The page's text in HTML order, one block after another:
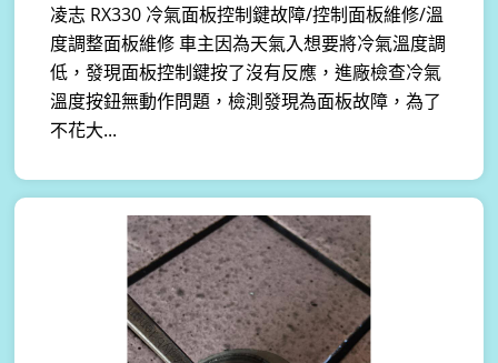
凌志 RX330 冷氣面板控制鍵故障/控制面板維修/溫
度調整面板維修 車主因為天氣入想要將冷氣溫度調
低，發現面板控制鍵按了沒有反應，進廠檢查冷氣
溫度按鈕無動作問題，檢測發現為面板故障，為了
不花大...